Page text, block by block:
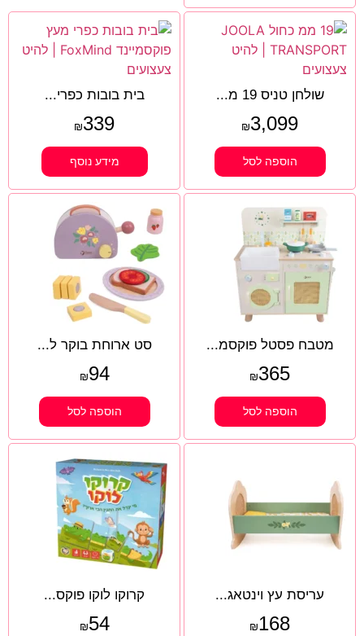
שולחן טניס 19 מ...
₪3,099
הוספה לסל
בית בובות כפרי...
₪339
מידע נוסף
מטבח פסטל פוקסמ...
₪365
הוספה לסל
סט ארוחת בוקר ל...
₪94
הוספה לסל
עריסת עץ וינטאג...
₪168
קרוקו לוקו פוקס...
₪54